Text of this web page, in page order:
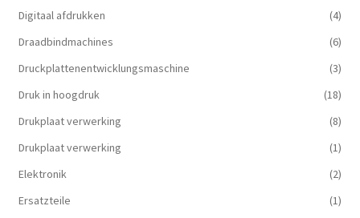
Digitaal afdrukken
(4)
Draadbindmachines
(6)
Druckplattenentwicklungsmaschine
(3)
Druk in hoogdruk
(18)
Drukplaat verwerking
(8)
Drukplaat verwerking
(1)
Elektronik
(2)
Ersatzteile
(1)